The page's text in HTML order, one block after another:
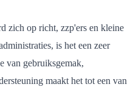
zich op richt, zzp'ers en kleine
is het een zeer
van gebruiksgemak,
maakt het tot een van